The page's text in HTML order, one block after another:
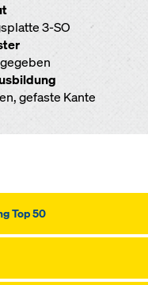
3-SO
gefaste Kante
Top 50